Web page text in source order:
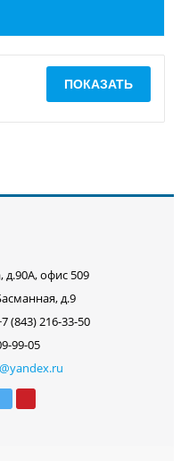
д.90А, офис 509
д.9
(843) 216-33-50
99-05